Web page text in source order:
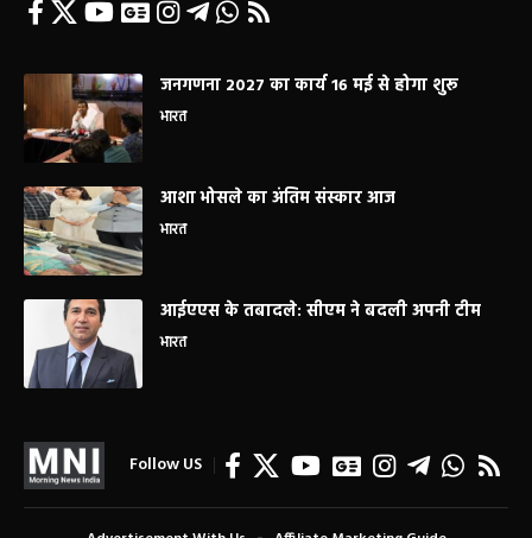
जनगणना 2027 का कार्य 16 मई से होगा शुरू
भारत
आशा भोसले का अंतिम संस्कार आज
भारत
आईएएस के तबादले: सीएम ने बदली अपनी टीम
भारत
Follow US